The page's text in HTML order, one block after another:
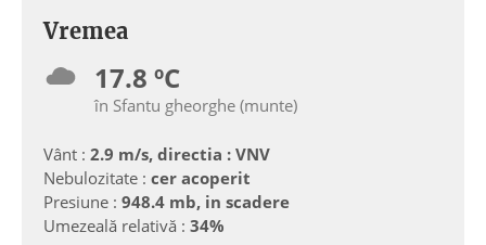
Vremea
17.8 ºC
în Sfantu gheorghe (munte)
Vânt : 2.9 m/s, directia : VNV
Nebulozitate : cer acoperit
Presiune : 948.4 mb, in scadere
Umezeală relativă : 34%